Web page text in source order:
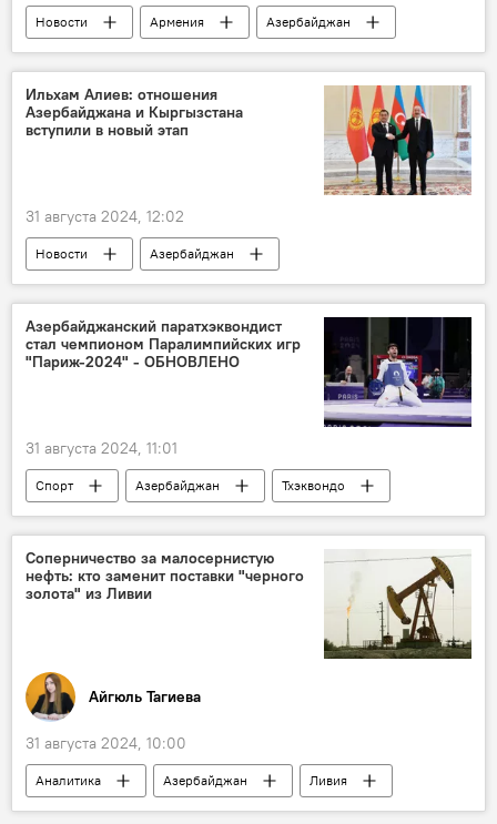
Новости Армения
Азербайджан
Никол Пашинян
Ильхам Алиев
Урегулирование
Конференция сторон Рамочной конвенции ООН об изменении климата - COP28
Ильхам Алиев: отношения
Азербайджана и Кыргызстана
вступили в новый этап
31 августа 2024, 12:02
Новости
Азербайджан
Ильхам Алиев
Кыргызстан
Садыр Жапаров
Поздравление
День независимости
Отношения
Партнерство
Азербайджанский паратхэквондист
стал чемпионом Паралимпийских игр
"Париж-2024" - ОБНОВЛЕНО
31 августа 2024, 11:01
Спорт Азербайджан
Тхэквондо
Паралимпийские игры
Франция
Париж
Медаль Финал
Соперничество за малосернистую
нефть: кто заменит поставки "черного
золота" из Ливии
Айгюль Тагиева
31 августа 2024, 10:00
Аналитика Азербайджан
Ливия
Экономика
Энергетика
США